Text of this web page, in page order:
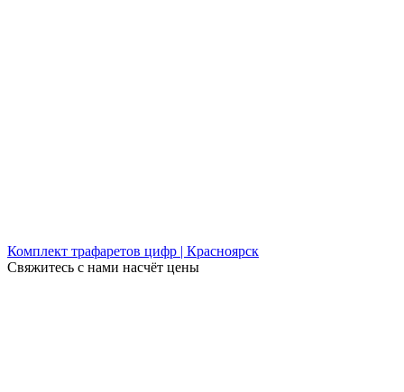
Комплект трафаретов цифр | Красноярск
Свяжитесь с нами насчёт цены